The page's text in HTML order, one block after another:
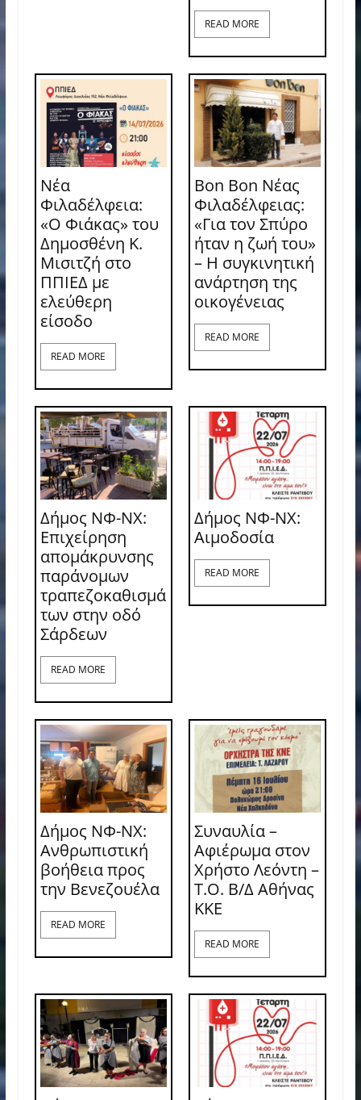
READ MORE
Νέα
Φιλαδέλφεια:
«Ο Φιάκας» του
Δημοσθένη Κ.
Μισιτζή στο
ΠΠΙΕΔ με
ελεύθερη
είσοδο
READ MORE
Bon Bon Νέας
Φιλαδέλφειας:
«Για τον Σπύρο
ήταν η ζωή του»
– Η συγκινητική
ανάρτηση της
οικογένειας
READ MORE
Δήμος ΝΦ-ΝΧ:
Επιχείρηση
απομάκρυνσης
παράνομων
τραπεζοκαθισμά
των στην οδό
Σάρδεων
READ MORE
Δήμος ΝΦ-ΝΧ:
Aιμοδοσία
READ MORE
Δήμος ΝΦ-ΝΧ:
Ανθρωπιστική
βοήθεια προς
την Βενεζουέλα
READ MORE
Συναυλία –
Αφιέρωμα στον
Χρήστο Λεόντη –
Τ.Ο. Β/Δ Αθήνας
ΚΚΕ
READ MORE